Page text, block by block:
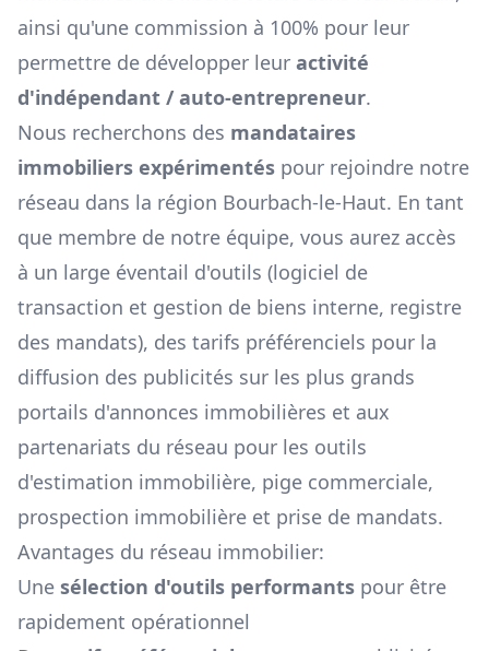
ainsi qu'une commission à 100% pour leur
permettre de développer leur activité
d'indépendant / auto-entrepreneur.
Nous recherchons des mandataires
immobiliers expérimentés pour rejoindre notre
réseau dans la région Bourbach-le-Haut. En tant
que membre de notre équipe, vous aurez accès
à un large éventail d'outils (logiciel de
transaction et gestion de biens interne, registre
des mandats), des tarifs préférenciels pour la
diffusion des publicités sur les plus grands
portails d'annonces immobilières et aux
partenariats du réseau pour les outils
d'estimation immobilière, pige commerciale,
prospection immobilière et prise de mandats.
Avantages du réseau immobilier:
Une sélection d'outils performants pour être
rapidement opérationnel